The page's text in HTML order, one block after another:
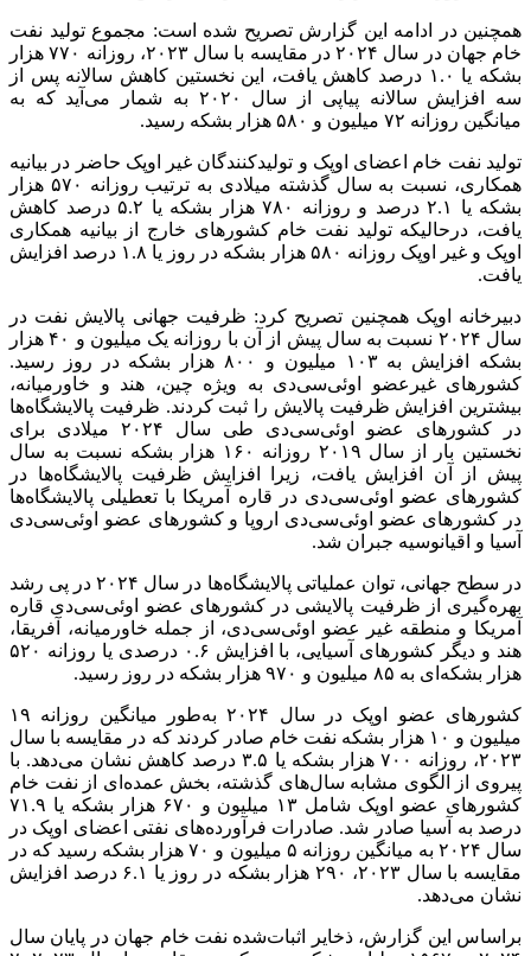
همچنین در ادامه این گزارش تصریح شده است: مجموع تولید نفت
خام جهان در سال ۲۰۲۴ در مقایسه با سال ۲۰۲۳، روزانه ۷۷۰ هزار
بشکه یا ۱.۰ درصد کاهش یافت، این نخستین کاهش سالانه پس از
سه افزایش سالانه پیاپی از سال ۲۰۲۰ به شمار می‌آید که به
میانگین روزانه ۷۲ میلیون و ۵۸۰ هزار بشکه رسید.
تولید نفت خام اعضای اوپک و تولیدکنندگان غیر اوپک حاضر در بیانیه
همکاری، نسبت به سال گذشته میلادی به ترتیب روزانه ۵۷۰ هزار
بشکه یا ۲.۱ درصد و روزانه ۷۸۰ هزار بشکه یا ۵.۲ درصد کاهش
یافت، درحالیکه تولید نفت خام کشورهای خارج از بیانیه همکاری
اوپک و غیر اوپک روزانه ۵۸۰ هزار بشکه در روز یا ۱.۸ درصد افزایش
یافت.
دبیرخانه اوپک همچنین تصریح کرد: ظرفیت جهانی پالایش نفت در
سال ۲۰۲۴ نسبت به سال پیش از آن با روزانه یک میلیون و ۴۰ هزار
بشکه افزایش به ۱۰۳ میلیون و ۸۰۰ هزار بشکه در روز رسید.
کشورهای غیرعضو
اوئی‌سی‌دی به ویژه چین، هند و خاورمیانه،
بیشترین افزایش ظرفیت پالایش را ثبت کردند. ظرفیت پالایشگاه‌ها
در کشورهای عضو
اوئی‌سی‌دی
طی سال ۲۰۲۴ میلادی برای
نخستین بار از سال ۲۰۱۹ روزانه ۱۶۰ هزار بشکه نسبت به سال
پیش از آن افزایش یافت، زیرا افزایش ظرفیت پالایشگاه‌ها در
کشورهای عضو
اوئی‌سی‌دی در قاره آمریکا با تعطیلی پالایشگاه‌ها
در کشورهای عضو
اوئی‌سی‌دی اروپا و کشورهای عضو
اوئی‌سی‌دی
آسیا و اقیانوسیه جبران شد.
در سطح جهانی، توان عملیاتی پالایشگاه‌ها در سال ۲۰۲۴ در پی رشد
بهره‌گیری از ظرفیت پالایشی در کشورهای عضو
اوئی‌سی‌دی قاره
آمریکا و منطقه غیر عضو
اوئی‌سی‌دی، از جمله خاورمیانه، آفریقا،
هند و دیگر کشورهای آسیایی، با افزایش ۰.۶ درصدی یا روزانه ۵۲۰
هزار بشکه‌ای به ۸۵ میلیون و ۹۷۰ هزار بشکه در روز رسید.
کشورهای عضو اوپک در سال ۲۰۲۴ به‌طور میانگین روزانه ۱۹
میلیون و ۱۰ هزار بشکه نفت خام صادر کردند که در مقایسه با سال
۲۰۲۳، روزانه ۷۰۰ هزار بشکه یا ۳.۵ درصد کاهش نشان می‌دهد. با
پیروی از الگوی مشابه سال‌های گذشته، بخش عمده‌ای از نفت خام
کشورهای عضو اوپک شامل ۱۳ میلیون و ۶۷۰ هزار بشکه یا ۷۱.۹
درصد به آسیا صادر شد. صادرات فرآورده‌های نفتی اعضای اوپک در
سال ۲۰۲۴ به میانگین روزانه ۵ میلیون و ۷۰ هزار بشکه رسید که در
مقایسه با سال ۲۰۲۳، ۲۹۰ هزار بشکه در روز یا ۶.۱ درصد افزایش
نشان می‌دهد.
براساس این گزارش، ذخایر اثبات‌شده نفت خام جهان در پایان سال